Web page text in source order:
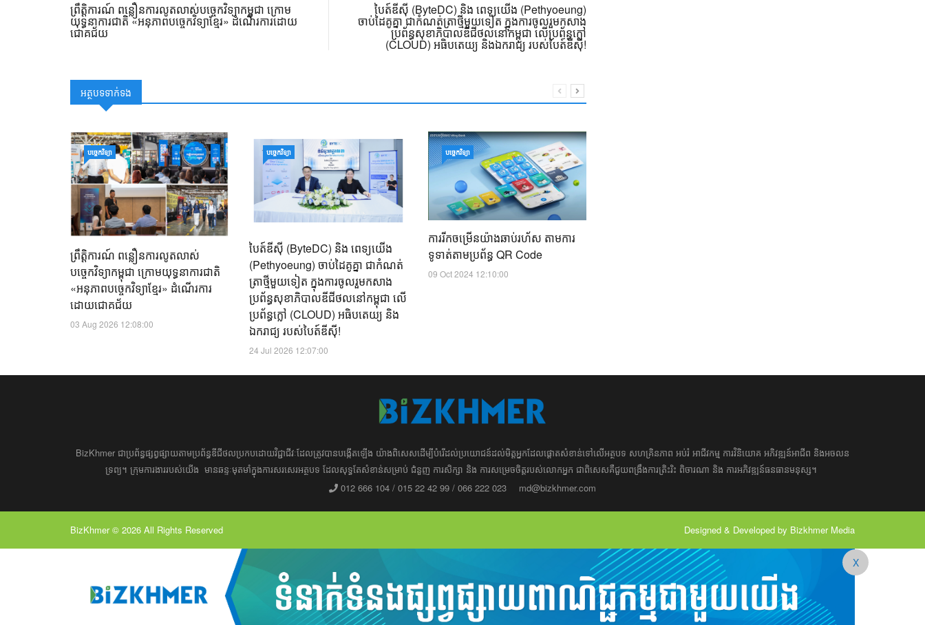
ព្រឹត្តិការណ៍ ពន្លឿនការលូតលាស់បច្ចេកវិទ្យាកម្ពុជា ក្រោម
យុទ្ធនាការជាតិ «អនុភាពបច្ចេកវិទ្យាខ្មែរ» ដំណើរការដោយ
ជោគជ័យ
បៃត៍ឌីស៊ី (ByteDC) និង ពេទ្យយើង (Pethyoeung)
ចាប់ដៃគូគ្នា ជាកំណត់ត្រាថ្មីមួយទៀត ក្នុងការចូលរួមកសាង
ប្រព័ន្ធសុខាភិបាលឌីជីថល​នៅកម្ពុជា លើប្រព័ន្ធក្លៅ
(CLOUD) អធិបតេយ្យ និងឯករាជ្យ របស់បៃត៍ឌីស៊ី!
អត្ថបទទាក់ទង
បច្ចេកវិទ្យា
ព្រឹត្តិការណ៍ ពន្លឿនការលូតលាស់
បច្ចេកវិទ្យាកម្ពុជា ក្រោមយុទ្ធនាការជាតិ
«អនុភាពបច្ចេកវិទ្យាខ្មែរ» ដំណើរការ
ដោយជោគជ័យ
03 Aug 2026 12:08:00
បច្ចេកវិទ្យា
បៃត៍ឌីស៊ី (ByteDC) និង ពេទ្យយើង
(Pethyoeung) ចាប់ដៃគូគ្នា ជាកំណត់
ត្រាថ្មីមួយទៀត ក្នុងការចូលរួមកសាង
ប្រព័ន្ធសុខាភិបាលឌីជីថល​នៅកម្ពុជា លើ
ប្រព័ន្ធក្លៅ (CLOUD) អធិបតេយ្យ និង
ឯករាជ្យ របស់បៃត៍ឌីស៊ី!
24 Jul 2026 12:07:00
បច្ចេកវិទ្យា
ការរីកចម្រើនយ៉ាងឆាប់រហ័ស​ តាមការ
ទូទាត់តាមប្រព័ន្ធ QR Code
09 Oct 2024 12:10:00
BizKhmer ​ជា​​ប្រព័ន្ធ​ផ្សព្វផ្សាយ​តាម​ប្រព័ន្ធ​ឌីជីថល​​​ប្រកប​ដោយ​វិជ្ជាជីវៈ​ដែល​​​ត្រូវ​បាន​បង្កើតឡើង យ៉ាង​ពិសេស​​ដើម្បី​បំរើ​ដល់​ប្រយោជន៍​​​ដល់​មិត្ត​អ្នក​ដែល​ផ្ដោត​សំខាន់​ទៅ​លើ​អត្ថបទ​ សហគ្រិន​ភាព អប់រំ ​​អាជីវកម្ម​ ​ការ​វិនិយោគ​ ​អភិវឌ្ឍន៍​អាជីព​ និង​អចលន
ទ្រព្យ។ ​ក្រុម​​ការងារ​របស់​យើង​ ​​ មាន​ឆន្ទៈ​​មុតមាំ​​​ក្នុង​​ការ​សរសេរ​​អត្ថបទ​​ ដែល​សុទ្ធតែ​សំខាន់​សម្រាប់​ ជំនួញ​ ការសិក្សា​ ​និង ការ​សម្រេច​ចិត្ត​របស់​​លោក​អ្នក​ ជាពិសេស​​គឺ​​ជួយ​ពង្រឹង​ការ​ត្រិះរិះ ពិចារណា​ ​និង ​ការអភិវឌ្ឍន៍​ធនធាន​មនុស្ស។ ​​​​
012 666 104 / 015 22 42 99 / 066 222 023
md@bizkhmer.com
BizKhmer © 2026 All Rights Reserved Designed & Developed by Bizkhmer Media
X